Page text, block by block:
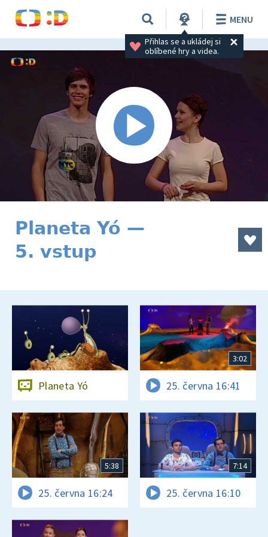
Přihlas se a ukládej si
oblíbené hry a videa.
MENU
Planeta Yó —
5. vstup
Planeta Yó
3:02
25. června 16:41
5:38
25. června 16:24
7:14
25. června 16:10